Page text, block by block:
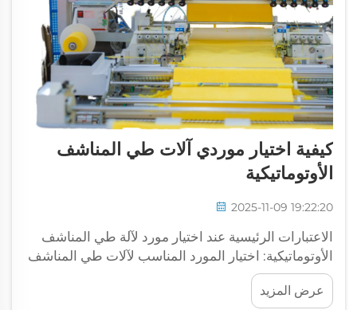
كيفية اختيار موردي آلات طي المناشف
الأوتوماتيكية
2025-11-09 19:22:20
الاعتبارات الرئيسية عند اختيار مورد لآلة طي المناشف
الأوتوماتيكية: اختيار المورد المناسب لآلات طي المناشف
الأوتوماتيكية أمر مهم ويتطلب الانتباه إلى الصفات التي
عرض المزيد